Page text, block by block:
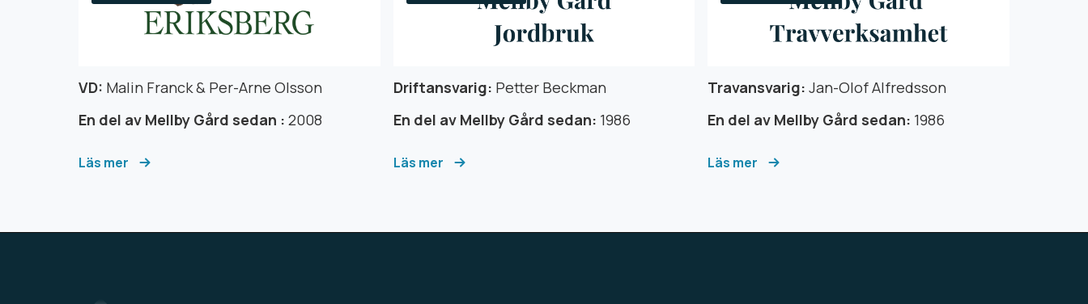
VD: Malin Franck & Per-Arne Olsson
En del av Mellby Gård sedan : 2008
Läs mer
Driftansvarig: Petter Beckman
En del av Mellby Gård sedan: 1986
Läs mer
Travansvarig: Jan-Olof Alfredsson
En del av Mellby Gård sedan: 1986
Läs mer